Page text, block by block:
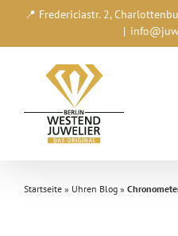
📍 Fredericiastr. 2,
|
Startseite » Uhren Blog »